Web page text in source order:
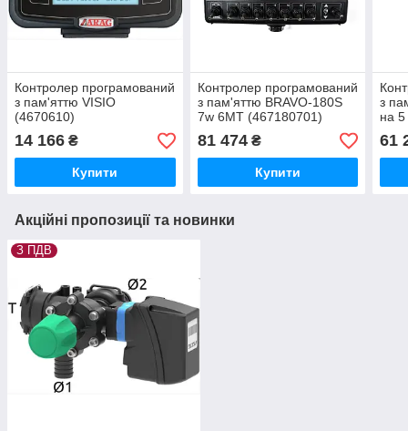
Контролер програмований
з пам'яттю VISIO
(4670610)
14 166 ₴
Купити
Контролер програмований
з пам'яттю BRAVO-180S
7w 6MT (467180701)
81 474₴
Купити
з
на 5
61
Акційні пропозиції та новинки
З ПДВ